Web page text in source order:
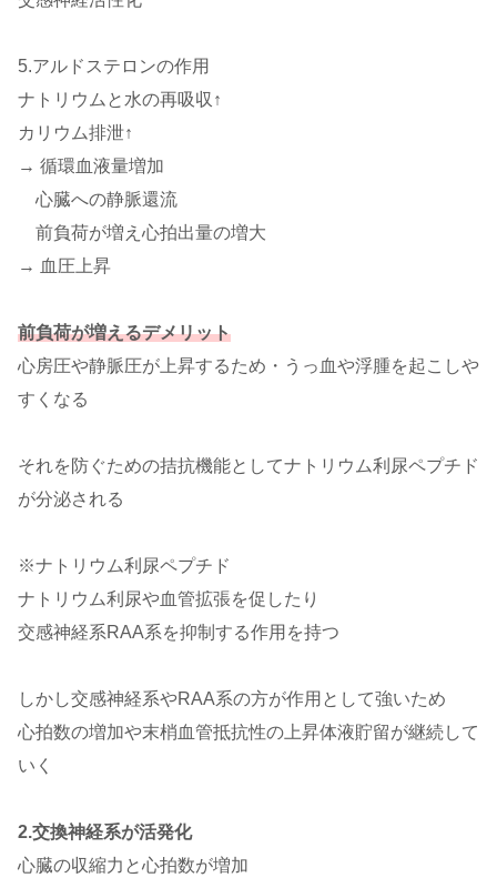
5.アルドステロンの作用
ナトリウムと水の再吸収↑
カリウム排泄↑
→ 循環血液量増加
心臓への静脈還流
前負荷が増え心拍出量の増大
→ 血圧上昇
前負荷が増えるデメリット
心房圧や静脈圧が上昇するため・うっ血や浮腫を起こしや
すくなる
それを防ぐための拮抗機能としてナトリウム利尿ペプチド
が分泌される
※ナトリウム利尿ペプチド
ナトリウム利尿や血管拡張を促したり
交感神経系RAA系を抑制する作用を持つ
しかし交感神経系やRAA系の方が作用として強いため
心拍数の増加や末梢血管抵抗性の上昇体液貯留が継続して
いく
2.交換神経系が活発化
心臓の収縮力と心拍数が増加